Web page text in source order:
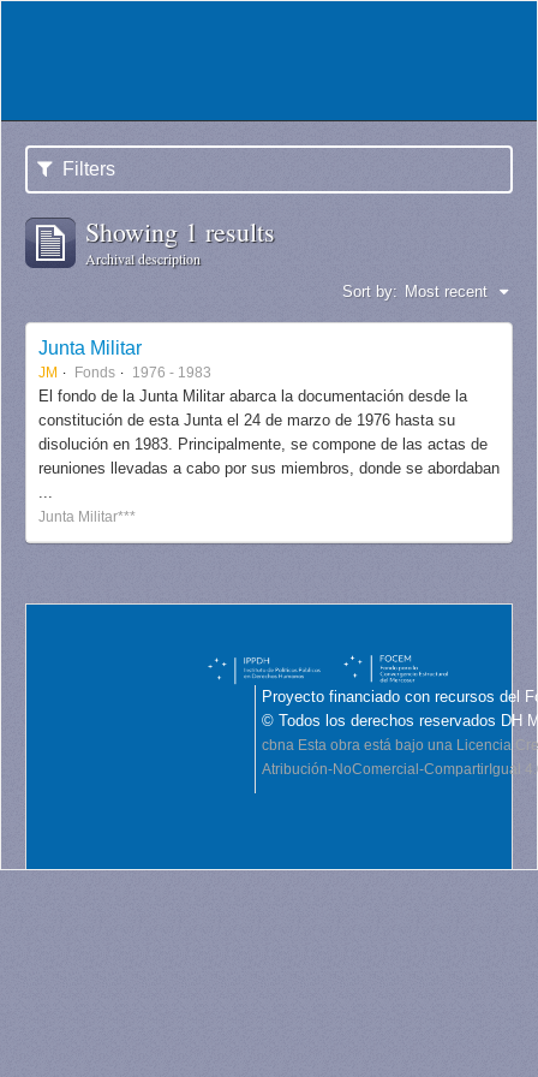
Filters
Showing 1 results
Archival description
Sort by: Most recent
Junta Militar
JM Fonds 1976 - 1983
El fondo de la Junta Militar abarca la documentación desde la
constitución de esta Junta el 24 de marzo de 1976 hasta su
disolución en 1983. Principalmente, se compone de las actas de
reuniones llevadas a cabo por sus miembros, donde se abordaban
...
Junta Militar***
Proyecto financiado con recursos del
© Todos los derechos reservados DH
cbna Esta obra está bajo una Licencia
Atribución-NoComercial-CompartirIgual